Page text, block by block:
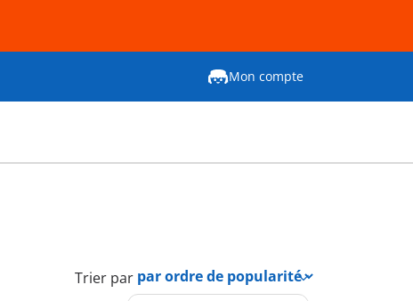
Mon compte
Trier par